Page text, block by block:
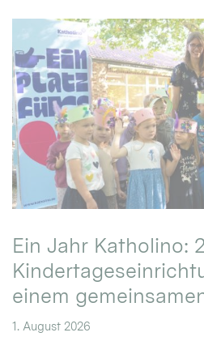
Ein Jahr Katholino:
einem
1. August 2026